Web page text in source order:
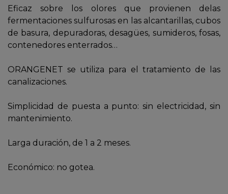
Eficaz sobre los olores que provienen delas
fermentaciones sulfurosas en las alcantarillas, cubos
de basura, depuradoras, desagües, sumideros, fosas,
contenedores enterrados…
ORANGENET se utiliza para el tratamiento de las
canalizaciones.
Simplicidad de puesta a punto: sin electricidad, sin
mantenimiento.
Larga duración, de 1 a 2 meses.
Económico: no gotea.